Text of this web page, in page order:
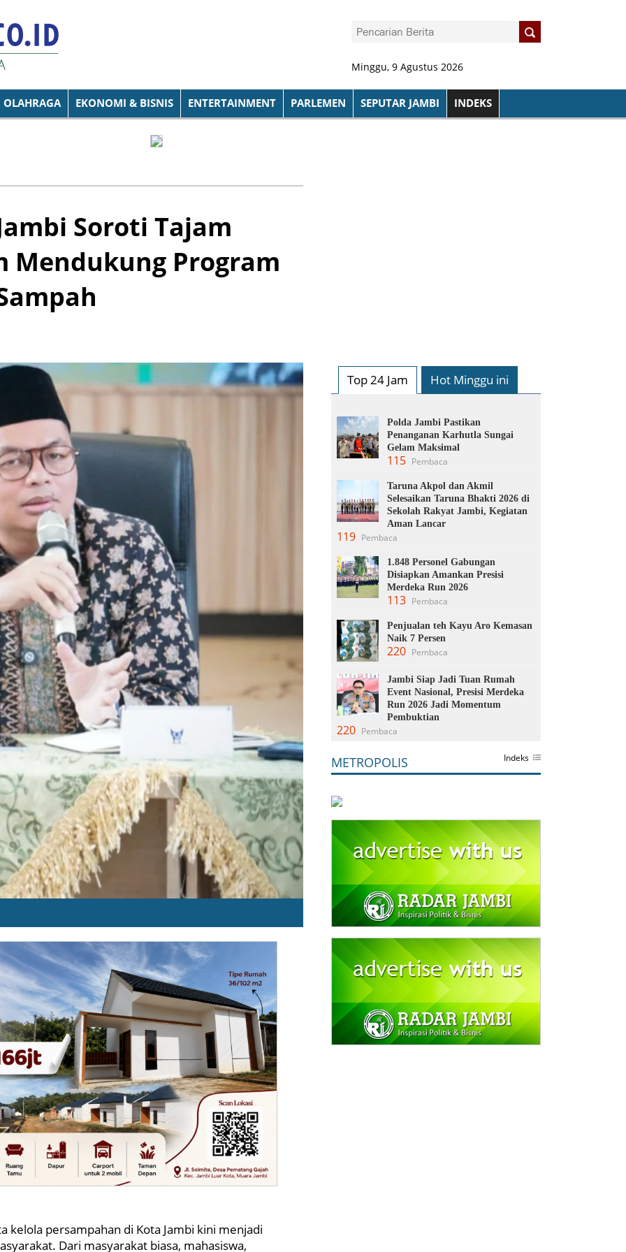
Minggu, 9 Agustus 2026
OLAHRAGA EKONOMI & BISNIS ENTERTAINMENT PARLEMEN SEPUTAR JAMBI INDEKS
Soroti Tajam
Mendukung Program
kelola persampahan di Kota Jambi kini menjadi
Dari masyarakat biasa, mahasiswa,
Top 24 Jam Hot Minggu ini
Polda Jambi Pastikan
Penanganan Karhutla Sungai
Gelam Maksimal
115 Pembaca
Taruna Akpol dan Akmil
Selesaikan Taruna Bhakti 2026 di
Sekolah Rakyat Jambi, Kegiatan
Aman Lancar
119 Pembaca
1.848 Personel Gabungan
Disiapkan Amankan Presisi
Merdeka Run 2026
113 Pembaca
Penjualan teh Kayu Aro Kemasan
Naik 7 Persen
220 Pembaca
Jambi Siap Jadi Tuan Rumah
Event Nasional, Presisi Merdeka
Run 2026 Jadi Momentum
Pembuktian
220 Pembaca
METROPOLIS Indeks